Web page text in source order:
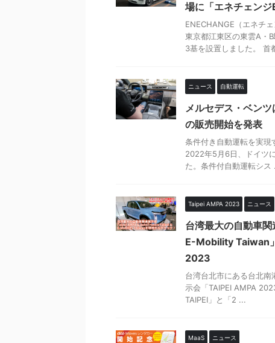
場に「エネチェン
ENECHANGE（エネチ
東京都江東区の東雲A・
3基を設置しました。 首
ニュース 自動運転
メルセデス・ベンツ
の販売開始を発表
条件付き自動運転を実現
2022年5月6日、ドイツ
た。条件付自動運転シス
Taipei AMPA 2023 ニュース
台湾最大の自動車
E-Mobility Taiwan
2023
台湾台北市にある台北
示会「TAIPEI AMPA
TAIPEI」と「2 ...
MaaS ニュース